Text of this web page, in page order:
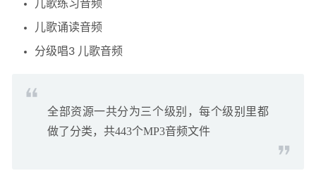
儿歌练习音频
儿歌诵读音频
分级唱3 儿歌音频
全部资源一共分为三个级别，每个级别里都
做了分类，共443个MP3音频文件